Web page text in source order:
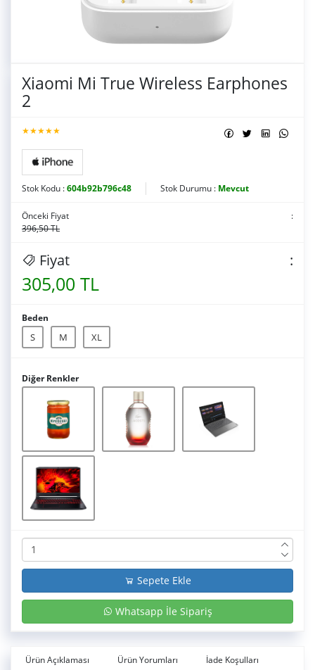
Xiaomi Mi True Wireless Earphones
2
★★★★★
Stok Kodu :604b92b796c48 Stok Durumu : Mevcut
Önceki Fiyat
:
396,50 TL
Fiyat :
305,00 TL
Beden
S M XL
Diğer Renkler
Sepete Ekle
Whatsapp İle Sipariş
Ürün Açıklaması Ürün Yorumları İade Koşulları